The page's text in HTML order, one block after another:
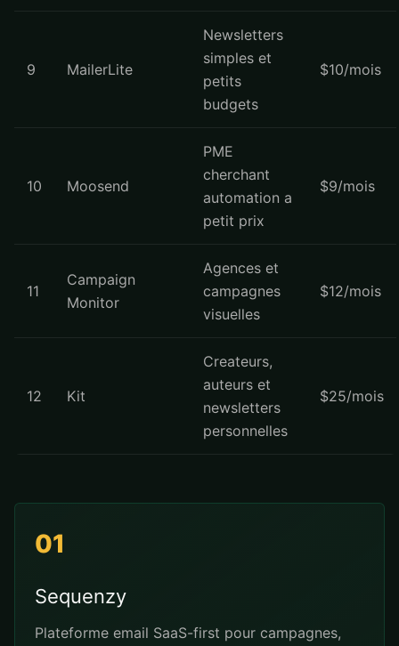
9 MailerLite
Newsletters
simples et
petits
budgets
$10/mois
10 Moosend
PME
cherchant
automation a
petit prix
$9/mois
11
Campaign
Monitor
Agences et
campagnes
visuelles
$12/mois
12 Kit
Createurs,
auteurs et
newsletters
personnelles
$25/mois
01
Sequenzy
Plateforme email SaaS-first pour campagnes,